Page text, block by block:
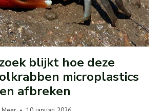
blijkt hoe deze
microplastics
afbreken